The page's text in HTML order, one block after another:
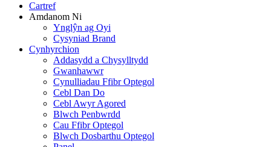
Cartref
Amdanom Ni
Ynglŷn ag Oyi
Cysyniad Brand
Cynhyrchion
Addasydd a Chysylltydd
Gwanhawwr
Cynulliadau Ffibr Optegol
Cebl Dan Do
Cebl Awyr Agored
Blwch Penbwrdd
Cau Ffibr Optegol
Blwch Dosbarthu Optegol